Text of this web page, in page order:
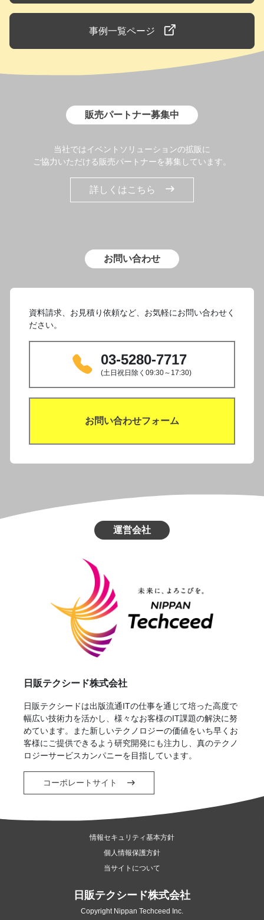
事例一覧ページ
販売パートナー募集中
当社ではイベントソリューションの拡販に
ご協力いただける販売パートナーを募集しています。
詳しくはこちら
お問い合わせ
資料請求、お見積り依頼など、お気軽にお問い合わせく
ださい。
03-5280-7717
(土日祝日除く09:30～17:30)
お問い合わせフォーム
運営会社
日販テクシード株式会社
日販テクシードは出版流通ITの仕事を通じて培った高度で
幅広い技術力を活かし、様々なお客様のIT課題の解決に努
めています。また新しいテクノロジーの価値をいち早くお
客様にご提供できるよう研究開発にも注力し、真のテクノ
ロジーサービスカンパニーを目指しています。
コーポレートサイト
情報セキュリティ基本方針
個人情報保護方針
当サイトについて
日販テクシード株式会社
Copyright Nippan Techceed Inc.